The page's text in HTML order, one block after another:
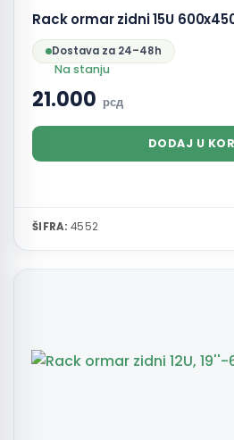
Rack ormar zidni 15U
Dostava za 24–48h
Na stanju
21.000 рсд
DODAJ U
ŠIFRA: 4552